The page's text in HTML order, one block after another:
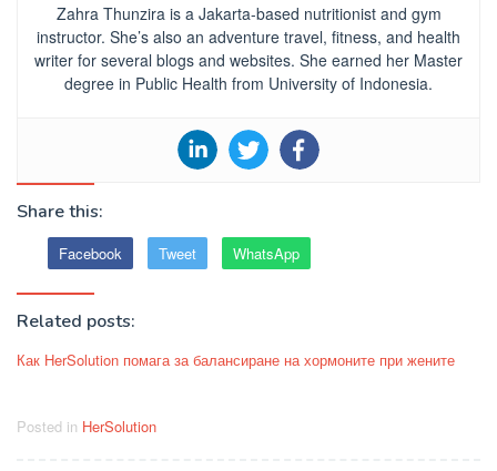
Zahra Thunzira is a Jakarta-based nutritionist and gym
instructor. She’s also an adventure travel, fitness, and health
writer for several blogs and websites. She earned her Master
degree in Public Health from University of Indonesia.
Share this:
Facebook Tweet WhatsApp
Related posts:
Как HerSolution помага за балансиране на хормоните при жените
Posted in HerSolution